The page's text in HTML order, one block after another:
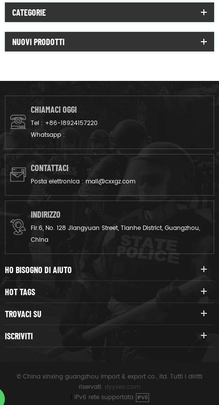
CATEGORIE
NUOVI PRODOTTI
CHIAMACI OGGI
Tel : +86-18924157220
Whatsapp :
CONTATTACI
Posta elettronica : mail@cxxgz.com
INDIRIZZO
Flr.6, No. 128 Jiangyuan Street, Tianhe District, Guangzhou,
China
HO BISOGNO DI AIUTO
HOT TAGS
TROVACI SU
ISCRIVITI
© China xinxing guangzhou import & export co., ltd. Tutti i diritti
riservati. dyyseo.com
IPv6 rete supportata IPV6